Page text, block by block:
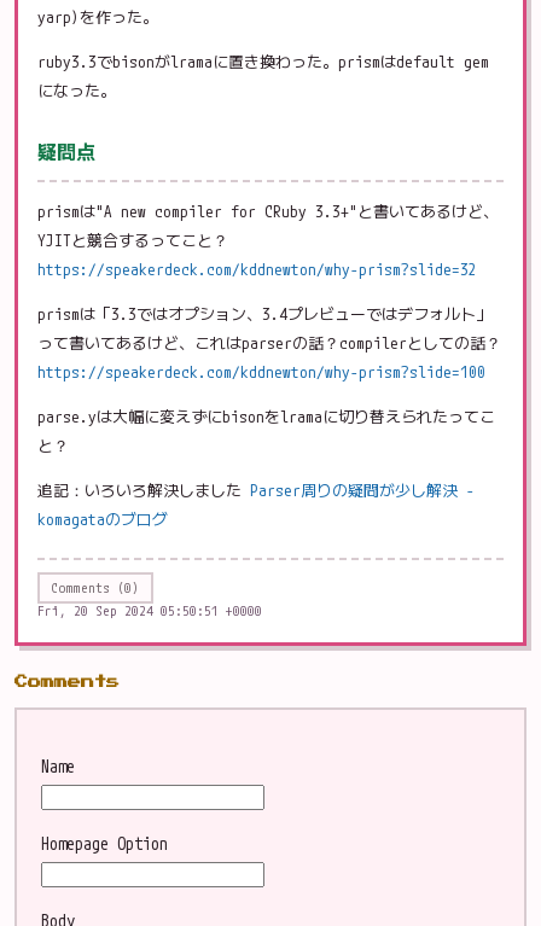
yarp)を作った。
ruby3.3でbisonがlramaに置き換わった。prismはdefault gem
になった。
疑問点
prismは"A new compiler for CRuby 3.3+"と書いてあるけど、
YJITと競合するってこと？
https://speakerdeck.com/kddnewton/why-prism?slide=32
prismは「3.3ではオプション、3.4プレビューではデフォルト」
って書いてあるけど、これはparserの話？compilerとしての話？
https://speakerdeck.com/kddnewton/why-prism?slide=100
parse.yは大幅に変えずにbisonをlramaに切り替えられたってこ
と？
追記：いろいろ解決しました Parser周りの疑問が少し解決 -
komagataのブログ
Comments (0)
Fri, 20 Sep 2024 05:50:51 +0000
Comments
Name
Homepage Option
Body